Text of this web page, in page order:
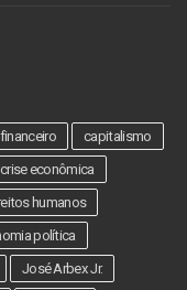
capitalismo
crise econômica
humanos
política
José Arbex Jr.